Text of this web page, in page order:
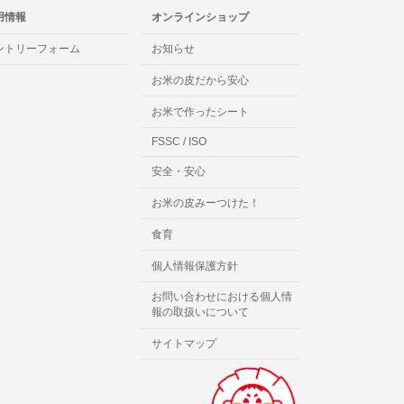
情報
トリーフォーム
オンラインショップ
お知らせ
お米の皮だから安心
お米で作ったシート
FSSC / ISO
安全・安心
お米の皮みーつけた！
食育
個人情報保護方針
お問い合わせにおける個人情
報の取扱いについて
サイトマップ